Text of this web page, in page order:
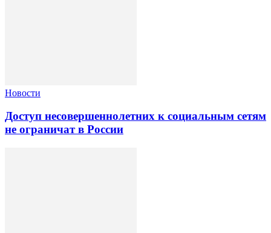
Новости
Доступ несовершеннолетних к социальным сетям
не ограничат в России